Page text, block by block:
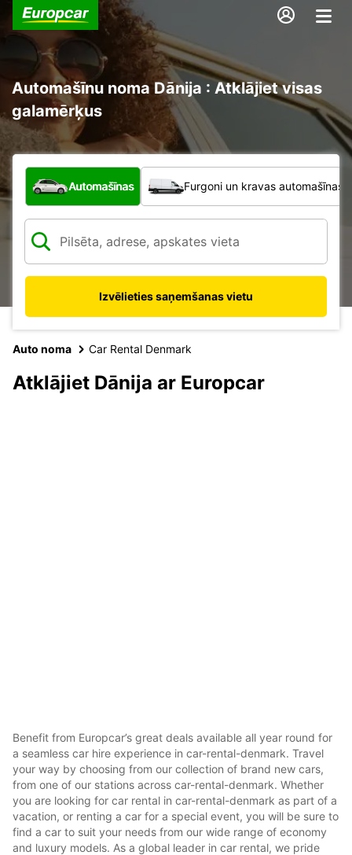
Automašīnu noma Dānija : Atklājiet visas
galamērķus
Kāda veida transportlīdzeklis?
Automašīnas Furgoni un kravas automašīnas
Izvēlieties saņemšanas vietu
Auto noma Car Rental Denmark
Atklājiet Dānija ar Europcar
Benefit from Europcar’s great deals available all year round for
a seamless car hire experience in car-rental-denmark. Travel
your way by choosing from our collection of brand new cars,
from one of our stations across car-rental-denmark. Whether
you are looking for car rental in car-rental-denmark as part of a
vacation, or renting a car for a special event, you will be sure to
find a car to suit your needs from our wide range of economy
and luxury models. As a global leader in car rental, we pride